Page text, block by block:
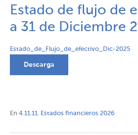
Estado de flujo de
a 31 de Diciembre
Estado_de_Flujo_de_efectivo_Dic-2025
Descarga
En 4.11.11. Estados financieros 2026